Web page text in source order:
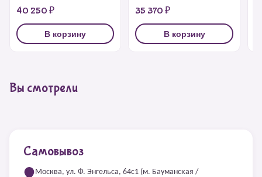
40 250 ₽
В корзину
35 370 ₽
В корзину
Вы смотрели
Самовывоз
Москва, ул. Ф. Энгельса, 64с1 (м. Бауманская /